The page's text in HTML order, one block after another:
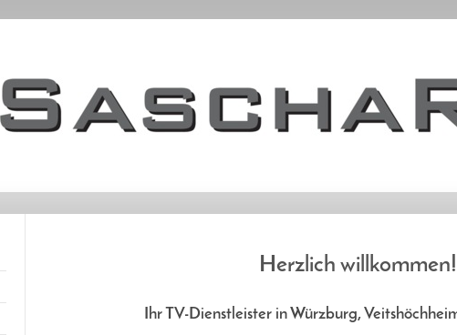
Herzlich willkommen!
Ihr TV-Dienstleister in Würzburg,